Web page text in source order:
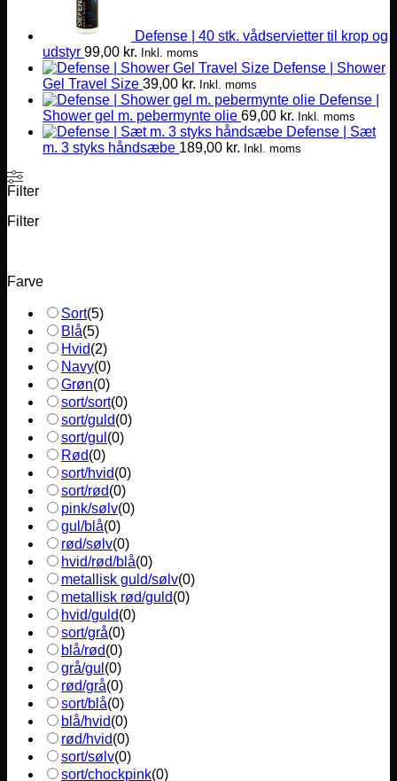
Defense | 40 stk. vådservietter til krop og
udstyr 99,00 kr. Inkl. moms
Defense | Shower
Gel Travel Size 39,00 kr. Inkl. moms
Defense |
Shower gel m. pebermynte olie 69,00 kr. Inkl. moms
Defense | Sæt
m. 3 styks håndsæbe 189,00 kr. Inkl. moms
Filter
Filter
Farve
Sort(5)
Blå(5)
Hvid(2)
Navy(0)
Grøn(0)
sort/sort(0)
sort/guld(0)
sort/gul (0)
Rød(0)
sort/hvid(0)
sort/rød(0)
pink/sølv(0)
gul/blå(0)
rød/sølv(0)
hvid/rød/blå(0)
metallisk guld/sølv(0)
metallisk rød/guld(0)
hvid/guld(0)
sort/grå(0)
blå/rød(0)
grå/gul (0)
rød/grå(0)
sort/blå(0)
blå/hvid(0)
rød/hvid(0)
sort/sølv(0)
sort/chockpink(0)